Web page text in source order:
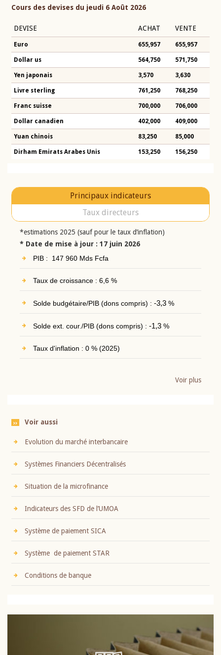
Cours des devises du jeudi 6 Août 2026
DEVISE ACHAT VENTE
Euro 655,957 655,957
Dollar us 564,750 571,750
Yen japonais 3,570 3,630
Livre sterling 761,250 768,250
Franc suisse 700,000 706,000
Dollar canadien 402,000 409,000
Yuan chinois 83,250 85,000
Dirham Emirats Arabes Unis 153,250 156,250
Principaux indicateurs
Taux directeurs
*estimations 2025 (sauf pour le taux d’inflation)
* Date de mise à jour : 17 juin 2026
PIB : 147 960 Mds Fcfa
Taux de croissance : 6,6 %
Solde budgétaire/PIB (dons compris) : -3,3%
Solde ext. cour./PIB (dons compris) : -1,3%
Taux d'inflation : 0 % (2025)
Voir plus
Voir aussi
Evolution du marché interbancaire
Systèmes Financiers Décentralisés
Situation de la microfinance
Indicateurs des SFD de l’UMOA
Système de paiement SICA
Système de paiement STAR
Conditions de banque